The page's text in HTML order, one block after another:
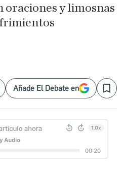
oraciones y limosnas
Añade El Debate en Save